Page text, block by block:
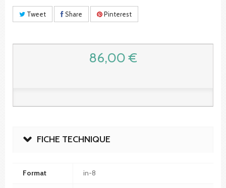
Tweet Share Pinterest
86,00 €
FICHE TECHNIQUE
Format in-8